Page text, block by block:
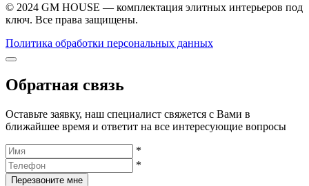
© 2024 GM HOUSE — комплектация элитных интерьеров под
ключ. Все права защищены.
Политика обработки персональных данных
Обратная связь
Оставьте заявку, наш специалист свяжется с Вами в
ближайшее время и ответит на все интересующие вопросы
*
*
Перезвоните мне